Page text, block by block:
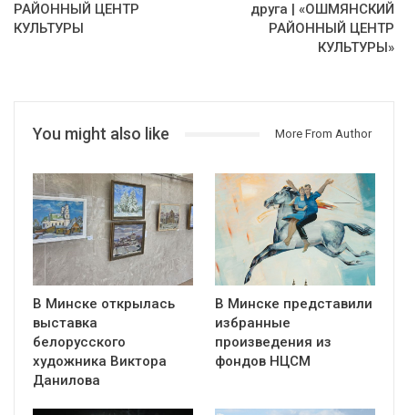
РАЙОННЫЙ ЦЕНТР
КУЛЬТУРЫ
друга | «ОШМЯНСКИЙ
РАЙОННЫЙ ЦЕНТР
КУЛЬТУРЫ»
You might also like More From Author
В Минске открылась
выставка
белорусского
художника Виктора
Данилова
В Минске представили
избранные
произведения из
фондов НЦСМ